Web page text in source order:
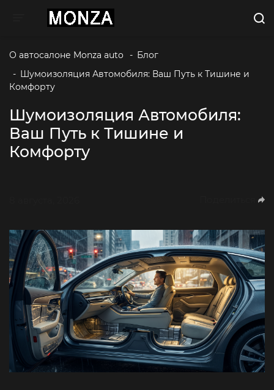
Toggle navigation
О автосалоне Monza auto - Блог
- Шумоизоляция Автомобиля: Ваш Путь к Тишине и
Комфорту
Шумоизоляция Автомобиля:
Ваш Путь к Тишине и
Комфорту
Поделиться